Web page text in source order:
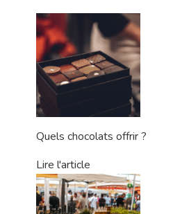
Quels chocolats offrir ?
Lire l'article